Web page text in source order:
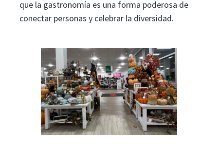
que la gastronomía es una forma poderosa de
conectar personas y celebrar la diversidad.